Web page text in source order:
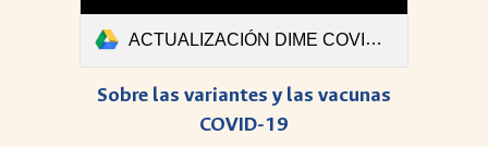
ACTUALIZACIÓN DIME COVID-Boletin #45_1.pdf
Sobre las variantes y las vacunas
COVID-19